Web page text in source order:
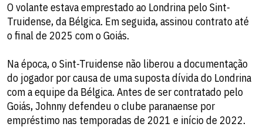
O volante estava emprestado ao Londrina pelo Sint-
Truidense, da Bélgica. Em seguida, assinou contrato até
o final de 2025 com o Goiás.
Na época, o Sint-Truidense não liberou a documentação
do jogador por causa de uma suposta dívida do Londrina
com a equipe da Bélgica. Antes de ser contratado pelo
Goiás, Johnny defendeu o clube paranaense por
empréstimo nas temporadas de 2021 e início de 2022.